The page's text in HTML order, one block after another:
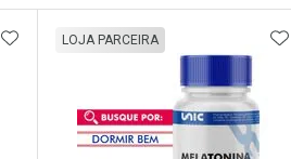
ADICIONAR AOS FAVORITOS
LOJA PARCEIRA